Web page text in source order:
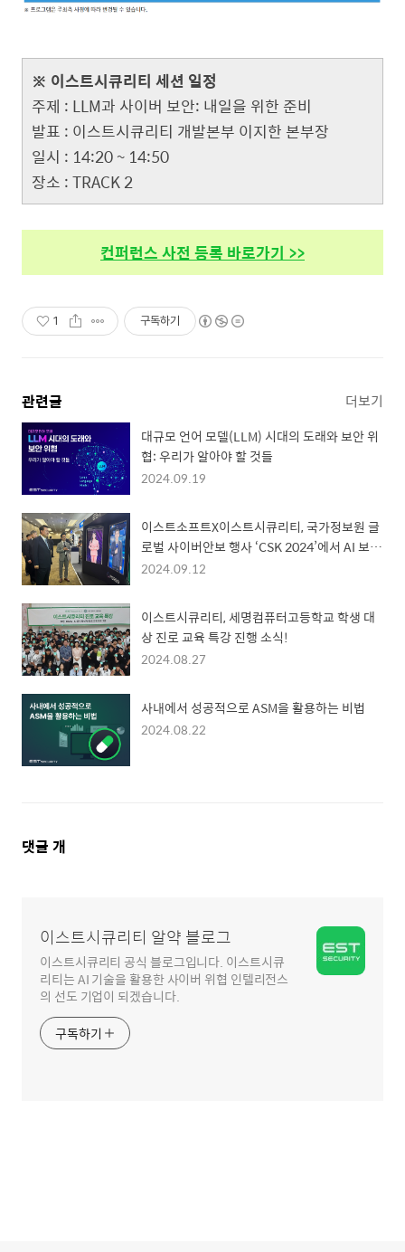
※ 이스트시큐리티 세션 일정
주제 : LLM과 사이버 보안: 내일을 위한 준비
발표 : 이스트시큐리티 개발본부 이지한 본부장
일시 : 14:20 ~ 14:50
장소 : TRACK 2
컨퍼런스 사전 등록 바로가기 >>
1 구독하기
관련글 더보기
대규모 언어 모델(LLM) 시대의 도래와 보안 위
협: 우리가 알아야 할 것들
2024.09.19
이스트소프트X이스트시큐리티, 국가정보원 글
로벌 사이버안보 행사 ‘CSK 2024’에서 AI 보안
솔루션 선보여... 딥페이크부터 LLM 보안까지
2024.09.12
이스트시큐리티, 세명컴퓨터고등학교 학생 대
상 진로 교육 특강 진행 소식!
2024.08.27
사내에서 성공적으로 ASM을 활용하는 비법
2024.08.22
댓
댓글 개
이스트시큐리티 알약 블로그
이스트시큐리티 공식 블로그입니다. 이스트시큐
리티는 AI 기술을 활용한 사이버 위협 인텔리전스
의 선도 기업이 되겠습니다.
구독하기